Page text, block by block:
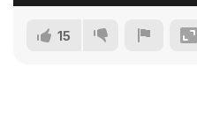
15